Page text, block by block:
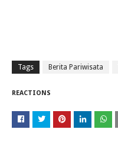
Tags Berita Pariwisata
REACTIONS